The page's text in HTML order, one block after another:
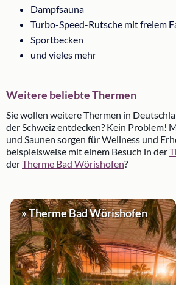
Dampfsauna
Turbo-Speed-Rutsche mit freiem
Sportbecken
und vieles mehr
Weitere beliebte Thermen
Sie wollen weitere Thermen in
der Schweiz entdecken? Kein Problem!
und Saunen sorgen für Wellness und
beispielsweise mit einem Besuch in der
derTherme Bad Wörishofen?
» Therme Bad Wörishofen